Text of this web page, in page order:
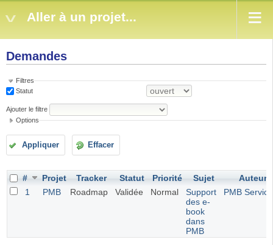
Aller à un projet...
Demandes
Filtres
Statut
Ajouter le filtre
Options
Appliquer Effacer
# Projet Tracker Statut Priorité Sujet
Auteur
1
PMB Roadmap Validée Normal
Support
des e-
book
dans
PMB
PMB